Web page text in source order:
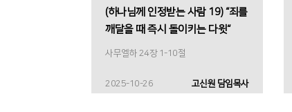
(하나님께 인정받는 사람 19) “죄를
깨달을 때 즉시 돌이키는 다윗“
사무엘하 24장 1-10절
2025-10-26 고신원 담임목사